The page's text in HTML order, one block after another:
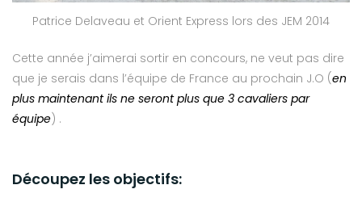
Patrice Delaveau et Orient Express lors des JEM 2014
Cette année j’aimerai sortir en concours, ne veut pas dire
que je serais dans l’équipe de France au prochain J.O (en
plus maintenant ils ne seront plus que 3 cavaliers par
équipe) .
Découpez les objectifs: